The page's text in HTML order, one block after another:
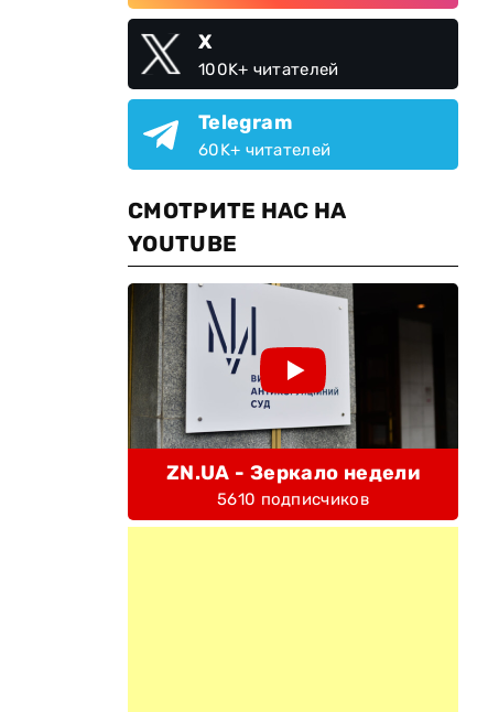
X
100K+ читателей
Telegram
60K+ читателей
СМОТРИТЕ НАС НА
YOUTUBE
ZN.UA - Зеркало недели
5610 подписчиков